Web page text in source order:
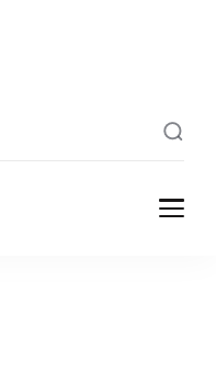
芸術センター
大阪大学中之島
アートで繋ぐ 共創の彼方